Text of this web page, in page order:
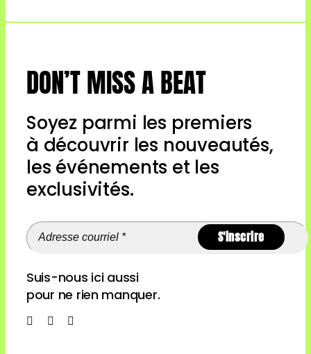
DON’T MISS A BEAT
Soyez parmi les premiers
à découvrir les nouveautés,
les événements et les
exclusivités.
S'inscrire
Suis-nous ici aussi
pour ne rien manquer.